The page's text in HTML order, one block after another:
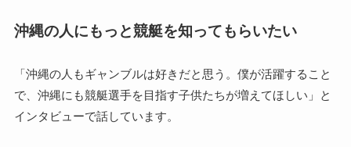
沖縄の人にもっと競艇を知ってもらいたい
「沖縄の人もギャンブルは好きだと思う。僕が活躍すること
で、沖縄にも競艇選手を目指す子供たちが増えてほしい」と
インタビューで話しています。